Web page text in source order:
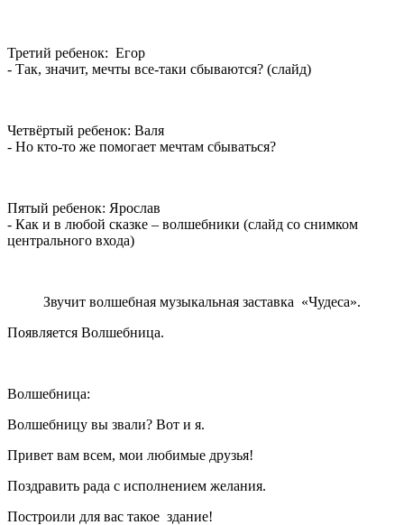
Третий ребенок: Егор
- Так, значит, мечты все-таки сбываются? (слайд)
Четвёртый ребенок: Валя
- Но кто-то же помогает мечтам сбываться?
Пятый ребенок: Ярослав
- Как и в любой сказке – волшебники (слайд со снимком
центрального входа)
Звучит волшебная музыкальная заставка «Чудеса».
Появляется Волшебница.
Волшебница:
Волшебницу вы звали? Вот и я.
Привет вам всем, мои любимые друзья!
Поздравить рада с исполнением желания.
Построили для вас такое здание!